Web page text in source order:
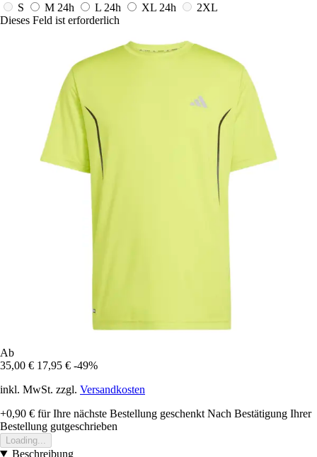
S
M 24h L 24h XL 24h
2XL
Dieses Feld ist erforderlich
Ab
35,00 € 17,95 € -49%
inkl. MwSt. zzgl. Versandkosten
+0,90 € für Ihre nächste Bestellung geschenkt Nach Bestätigung Ihrer
Bestellung gutgeschrieben
Loading...
Beschreibung